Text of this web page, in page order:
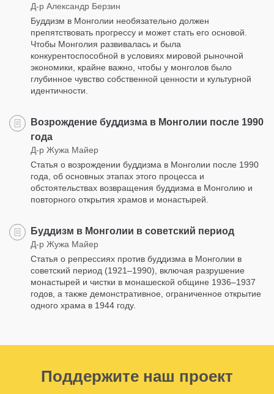
Д-р Александр Берзин
Буддизм в Монголии необязательно должен
препятствовать прогрессу и может стать его основой.
Чтобы Монголия развивалась и была
конкурентоспособной в условиях мировой рыночной
экономики, крайне важно, чтобы у монголов было
глубинное чувство собственной ценности и культурной
идентичности.
Возрождение буддизма в Монголии после 1990
года
Д-р Жужа Майер
Статья о возрождении буддизма в Монголии после 1990
года, об основных этапах этого процесса и
обстоятельствах возвращения буддизма в Монголию и
повторного открытия храмов и монастырей.
Буддизм в Монголии в советский период
Д-р Жужа Майер
Статья о репрессиях против буддизма в Монголии в
советский период (1921–1990), включая разрушение
монастырей и чистки в монашеской общине 1936–1937
годов, а также демонстративное, ограниченное открытие
одного храма в 1944 году.
Поддержите наш проект